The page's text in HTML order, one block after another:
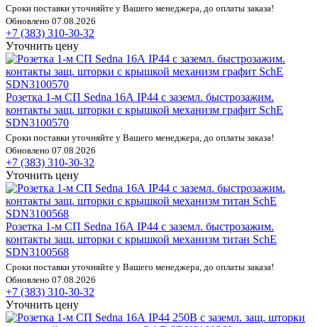
Сроки поставки уточняйте у Вашего менеджера, до оплаты заказа!
Обновлено 07.08.2026
+7 (383) 310-30-32
Уточнить цену
Розетка 1-м СП Sedna 16А IP44 с заземл. быстрозажим.
контакты защ. шторки с крышкой механизм графит SchE
SDN3100570
Сроки поставки уточняйте у Вашего менеджера, до оплаты заказа!
Обновлено 07.08.2026
+7 (383) 310-30-32
Уточнить цену
Розетка 1-м СП Sedna 16А IP44 с заземл. быстрозажим.
контакты защ. шторки с крышкой механизм титан SchE
SDN3100568
Сроки поставки уточняйте у Вашего менеджера, до оплаты заказа!
Обновлено 07.08.2026
+7 (383) 310-30-32
Уточнить цену